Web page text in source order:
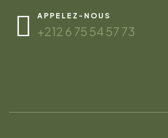
APPELEZ-NOUS
+212 6 75 54 57 73